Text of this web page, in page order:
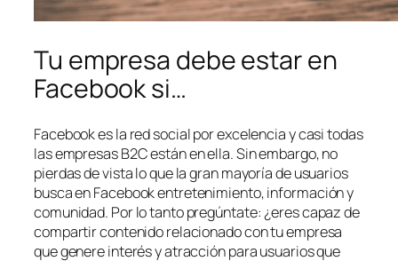
Tu empresa debe estar en
Facebook si…
Facebook es la red social por excelencia y casi todas
las empresas B2C están en ella. Sin embargo, no
pierdas de vista lo que la gran mayoría de usuarios
busca en Facebook entretenimiento, información y
comunidad. Por lo tanto pregúntate: ¿eres capaz de
compartir contenido relacionado con tu empresa
que genere interés y atracción para usuarios que